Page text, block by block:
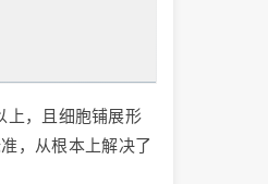
上，且细胞铺展形
，从根本上解决了